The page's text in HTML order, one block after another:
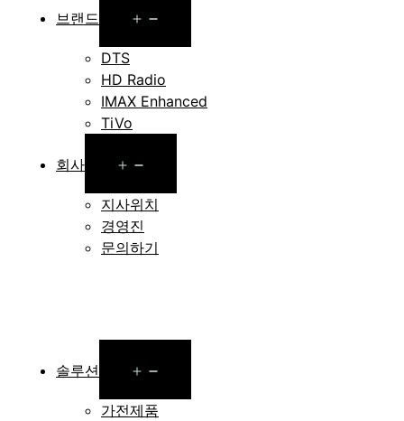
브랜드
menu
DTS
HD Radio
IMAX Enhanced
TiVo
회사
menu
지사위치
경영진
문의하기
솔루션
menu
가전제품